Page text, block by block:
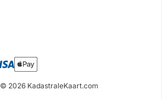
© 2026 KadastraleKaart.com